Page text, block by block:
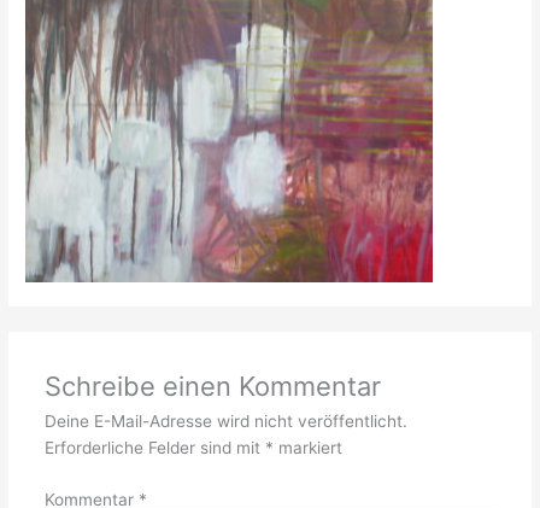
Schreibe einen Kommentar
Deine E-Mail-Adresse wird nicht veröffentlicht.
Erforderliche Felder sind mit * markiert
Kommentar *